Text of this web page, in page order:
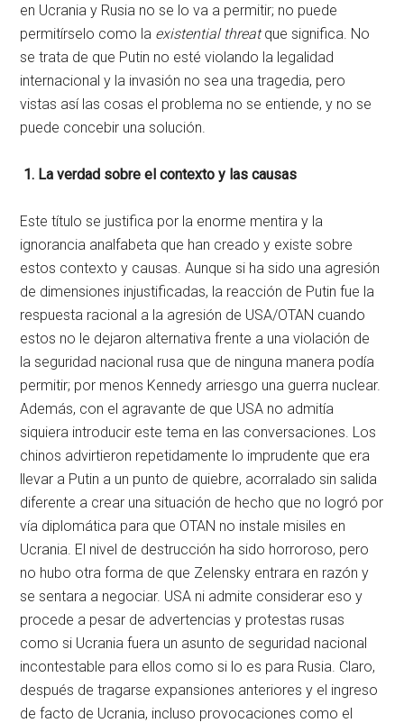
en Ucrania y Rusia no se lo va a permitir; no puede
permitírselo como la existential threatque significa. No
se trata de que Putin no esté violando la legalidad
internacional y la invasión no sea una tragedia, pero
vistas así las cosas el problema no se entiende, y no se
puede concebir una solución.
1. La verdad sobre el contexto y las causas
Este título se justifica por la enorme mentira y la
ignorancia analfabeta que han creado y existe sobre
estos contexto y causas. Aunque si ha sido una agresión
de dimensiones injustificadas, la reacción de Putin fue la
respuesta racional a la agresión de USA/OTAN cuando
estos no le dejaron alternativa frente a una violación de
la seguridad nacional rusa que de ninguna manera podía
permitir; por menos Kennedy arriesgo una guerra nuclear.
Además, con el agravante de que USA no admitía
siquiera introducir este tema en las conversaciones. Los
chinos advirtieron repetidamente lo imprudente que era
llevar a Putin a un punto de quiebre, acorralado sin salida
diferente a crear una situación de hecho que no logró por
vía diplomática para que OTAN no instale misiles en
Ucrania. El nivel de destrucción ha sido horroroso, pero
no hubo otra forma de que Zelensky entrara en razón y
se sentara a negociar. USA ni admite considerar eso y
procede a pesar de advertencias y protestas rusas
como si Ucrania fuera un asunto de seguridad nacional
incontestable para ellos como si lo es para Rusia. Claro,
después de tragarse expansiones anteriores y el ingreso
de facto de Ucrania, incluso provocaciones como el